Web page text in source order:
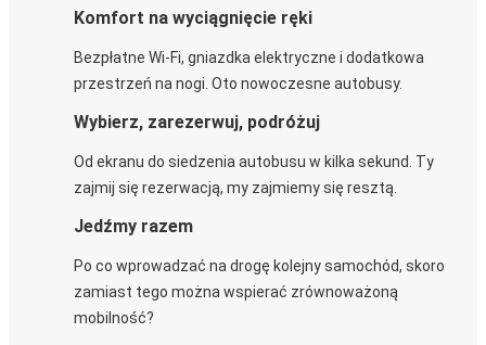
Komfort na wyciągnięcie ręki
Bezpłatne Wi-Fi, gniazdka elektryczne i dodatkowa
przestrzeń na nogi. Oto nowoczesne autobusy.
Wybierz, zarezerwuj, podróżuj
Od ekranu do siedzenia autobusu w kilka sekund. Ty
zajmij się rezerwacją, my zajmiemy się resztą.
Jedźmy razem
Po co wprowadzać na drogę kolejny samochód, skoro
zamiast tego można wspierać zrównoważoną
mobilność?